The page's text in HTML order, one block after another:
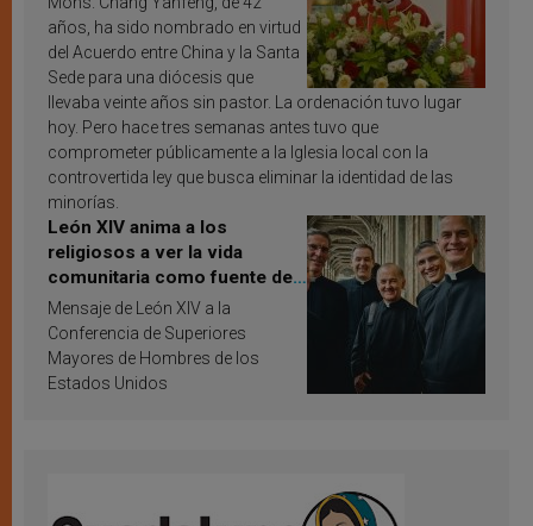
años, ha sido nombrado en virtud
del Acuerdo entre China y la Santa
Sede para una diócesis que
llevaba veinte años sin pastor. La ordenación tuvo lugar
hoy. Pero hace tres semanas antes tuvo que
comprometer públicamente a la Iglesia local con la
controvertida ley que busca eliminar la identidad de las
minorías.
León XIV anima a los
religiosos a ver la vida
comunitaria como fuente de
inspiración y santificación
Mensaje de León XIV a la
Conferencia de Superiores
Mayores de Hombres de los
Estados Unidos